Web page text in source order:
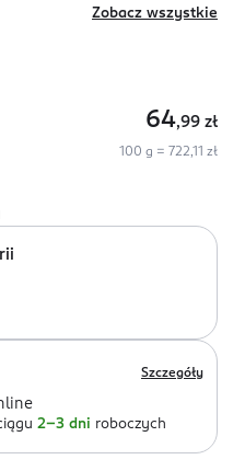
Zobacz wszystkie
64,99 zł
100 g = 722,11 zł
Szczegóły
2-3 dni roboczych